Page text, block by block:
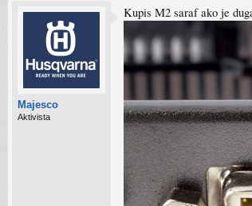
Majesco
Aktivista
Kupis M2 saraf ako je